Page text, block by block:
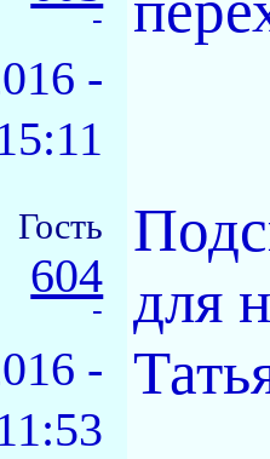
-
-
Гость
604
-
-
для